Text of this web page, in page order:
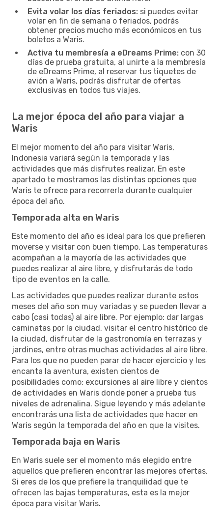
Evita volar los días feriados: si puedes evitar
volar en fin de semana o feriados, podrás
obtener precios mucho más económicos en tus
boletos a Waris.
Activa tu membresía a eDreams Prime: con 30
días de prueba gratuita, al unirte a la membresía
de eDreams Prime, al reservar tus tiquetes de
avión a Waris, podrás disfrutar de ofertas
exclusivas en todos tus viajes.
La mejor época del año para viajar a
Waris
El mejor momento del año para visitar Waris,
Indonesia variará según la temporada y las
actividades que más disfrutes realizar. En este
apartado te mostramos las distintas opciones que
Waris te ofrece para recorrerla durante cualquier
época del año.
Temporada alta en Waris
Este momento del año es ideal para los que prefieren
moverse y visitar con buen tiempo. Las temperaturas
acompañan a la mayoría de las actividades que
puedes realizar al aire libre, y disfrutarás de todo
tipo de eventos en la calle.
Las actividades que puedes realizar durante estos
meses del año son muy variadas y se pueden llevar a
cabo (casi todas) al aire libre. Por ejemplo: dar largas
caminatas por la ciudad, visitar el centro histórico de
la ciudad, disfrutar de la gastronomía en terrazas y
jardines, entre otras muchas actividades al aire libre.
Para los que no pueden parar de hacer ejercicio y les
encanta la aventura, existen cientos de
posibilidades como: excursiones al aire libre y cientos
de actividades en Waris donde poner a prueba tus
niveles de adrenalina. Sigue leyendo y más adelante
encontrarás una lista de actividades que hacer en
Waris según la temporada del año en que la visites.
Temporada baja en Waris
En Waris suele ser el momento más elegido entre
aquellos que prefieren encontrar las mejores ofertas.
Si eres de los que prefiere la tranquilidad que te
ofrecen las bajas temperaturas, esta es la mejor
época para visitar Waris.